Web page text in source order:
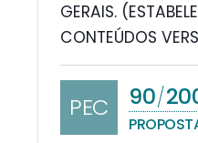
GERAIS.
CONTEÚDOS
PEC 90/